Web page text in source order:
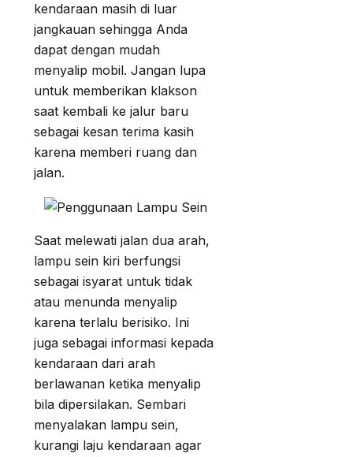
kendaraan masih di luar
jangkauan sehingga Anda
dapat dengan mudah
menyalip mobil. Jangan lupa
untuk memberikan klakson
saat kembali ke jalur baru
sebagai kesan terima kasih
karena memberi ruang dan
jalan.
Saat melewati jalan dua arah,
lampu sein kiri berfungsi
sebagai isyarat untuk tidak
atau menunda menyalip
karena terlalu berisiko. Ini
juga sebagai informasi kepada
kendaraan dari arah
berlawanan ketika menyalip
bila dipersilakan. Sembari
menyalakan lampu sein,
kurangi laju kendaraan agar